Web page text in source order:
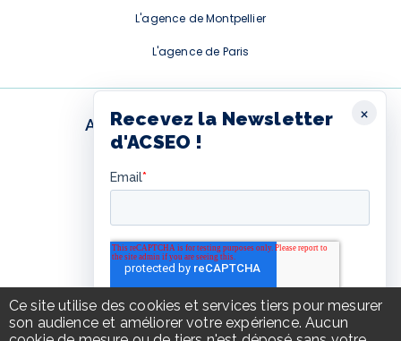
Ce site utilise des cookies et services tiers pour mesurer
son audience et améliorer votre expérience. Aucun
×
Recevez la Newsletter
d'ACSEO !
L'agence de Montpellier
L'agence de Paris
ABONNEMENT NEWSLETTER
Hubspot. Pour l'afficher, vous
Autoriser les cookies Hubspot